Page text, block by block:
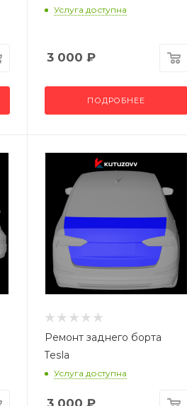
Услуга доступна
3 000 ₽
ПОДРОБНЕЕ
Ремонт заднего борта
Tesla
Услуга доступна
3 000 ₽